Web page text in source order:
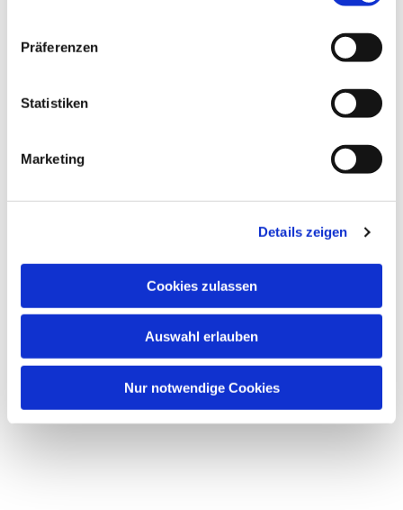
Präferenzen
Statistiken
Marketing
Details zeigen
Cookies zulassen
Auswahl erlauben
Nur notwendige Cookies